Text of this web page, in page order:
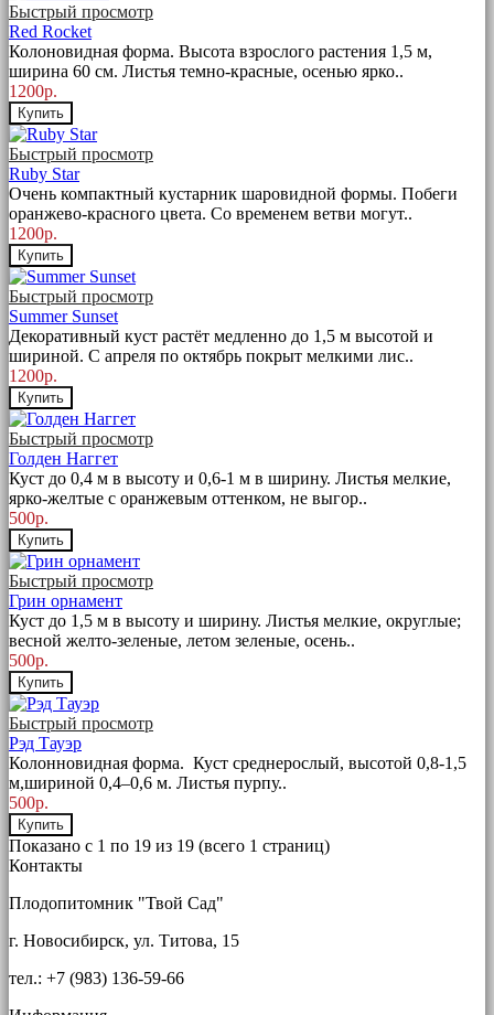
Быстрый просмотр
Red Rocket
Колоновидная форма. Высота взрослого растения 1,5 м,
ширина 60 см. Листья темно-красные, осенью ярко..
1200р.
Купить
Быстрый просмотр
Ruby Star
Очень компактный кустарник шаровидной формы. Побеги
оранжево-красного цвета. Со временем ветви могут..
1200р.
Купить
Быстрый просмотр
Summer Sunset
Декоративный куст растёт медленно до 1,5 м высотой и
шириной. С апреля по октябрь покрыт мелкими лис..
1200р.
Купить
Быстрый просмотр
Голден Наггет
Куст до 0,4 м в высоту и 0,6-1 м в ширину. Листья мелкие,
ярко-желтые с оранжевым оттенком, не выгор..
500р.
Купить
Быстрый просмотр
Грин орнамент
Куст до 1,5 м в высоту и ширину. Листья мелкие, округлые;
весной желто-зеленые, летом зеленые, осень..
500р.
Купить
Быстрый просмотр
Рэд Тауэр
Колонновидная форма. Куст среднерослый, высотой 0,8-1,5
м,шириной 0,4–0,6 м. Листья пурпу..
500р.
Купить
Показано с 1 по 19 из 19 (всего 1 страниц)
Контакты
Плодопитомник "Твой Сад"
г. Новосибирск, ул. Титова, 15
тел.: +7 (983) 136-59-66